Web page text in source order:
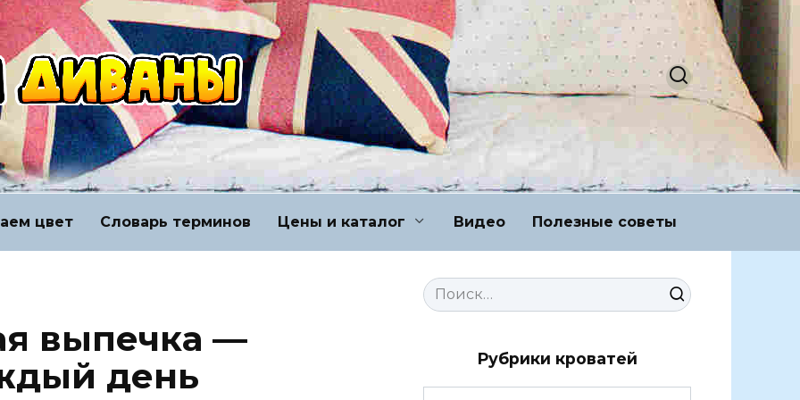
цвет Словарь терминов Цены и каталог Видео Полезные советы
выпечка —
день
Search
for:
Рубрики кроватей